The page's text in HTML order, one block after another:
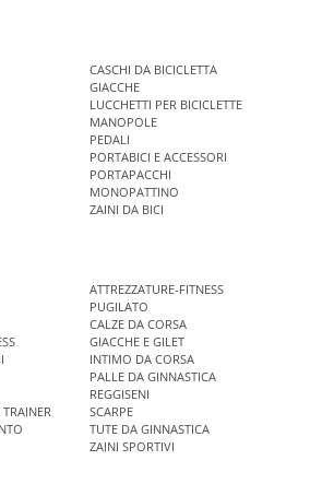
CASCHI DA BICICLETTA
GIACCHE
LUCCHETTI PER BICICLETTE
MANOPOLE
PEDALI
PORTABICI E ACCESSORI
PORTAPACCHI
MONOPATTINO
ZAINI DA BICI
ATTREZZATURE-FITNESS
PUGILATO
CALZE DA CORSA
GIACCHE E GILET
INTIMO DA CORSA
PALLE DA GINNASTICA
REGGISENI
SCARPE
TUTE DA GINNASTICA
ZAINI SPORTIVI